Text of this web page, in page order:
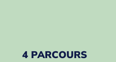
4 PARCOURS